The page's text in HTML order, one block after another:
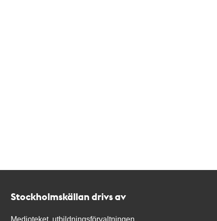
Stockholmskällan drivs av
Medioteket, utbildningsförvaltningen